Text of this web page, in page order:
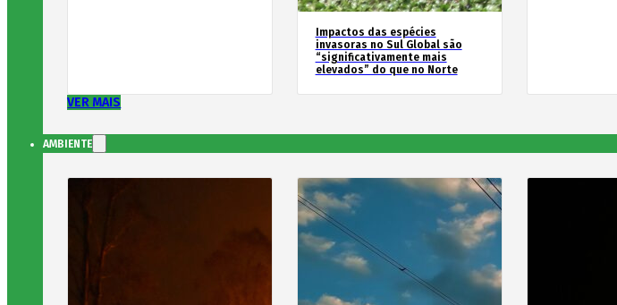
Impactos das espécies
invasoras no Sul Global são
“significativamente mais
elevados” do que no Norte
VER MAIS
AMBIENTE